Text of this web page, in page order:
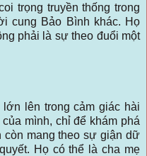
trọng truyền thống trong
cung Bảo Bình khác. Họ
phải là sự theo đuổi một
lên trong cảm giác hài
mình, chỉ để khám phá
còn mang theo sự giận dữ
Họ có thể là cha mẹ